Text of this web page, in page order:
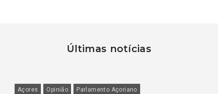
Últimas notícias
Açores Opinião Parlamento Açoriano